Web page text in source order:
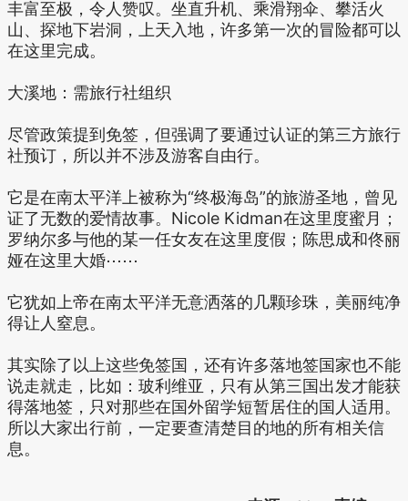
丰富至极，令人赞叹。坐直升机、乘滑翔伞、攀活火
山、探地下岩洞，上天入地，许多第一次的冒险都可以
在这里完成。
大溪地：需旅行社组织
尽管政策提到免签，但强调了要通过认证的第三方旅行
社预订，所以并不涉及游客自由行。
它是在南太平洋上被称为“终极海岛”的旅游圣地，曾见
证了无数的爱情故事。Nicole Kidman在这里度蜜月；
罗纳尔多与他的某一任女友在这里度假；陈思成和佟丽
娅在这里大婚⋯⋯
它犹如上帝在南太平洋无意洒落的几颗珍珠，美丽纯净
得让人窒息。
其实除了以上这些免签国，还有许多落地签国家也不能
说走就走，比如：玻利维亚，只有从第三国出发才能获
得落地签，只对那些在国外留学短暂居住的国人适用。
所以大家出行前，一定要查清楚目的地的所有相关信
息。